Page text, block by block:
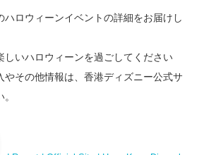
ハロウィーンイベントの詳細をお届けし
しいハロウィーンを過ごしてください
やその他情報は、香港ディズニー公式サ